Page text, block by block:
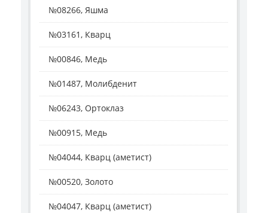
№08266, Яшма
№03161, Кварц
№00846, Медь
№01487, Молибденит
№06243, Ортоклаз
№00915, Медь
№04044, Кварц (аметист)
№00520, Золото
№04047, Кварц (аметист)